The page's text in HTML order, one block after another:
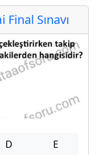
Sınavı
D E